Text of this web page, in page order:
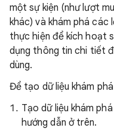
một sự kiện (như lượt
khác) và khám phá các
thực hiện để kích hoạt
dụng thông tin chi tiết
dùng.
Để tạo dữ liệu khám
Tạo dữ liệu khám
hướng dẫn ở trên.